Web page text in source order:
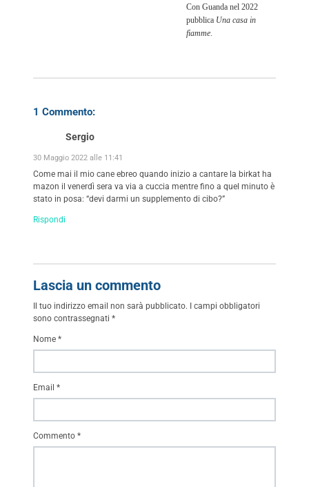
Con Guanda nel 2022
pubblica Una casa in
fiamme.
1 Commento:
Sergio
30 Maggio 2022 alle 11:41
Come mai il mio cane ebreo quando inizio a cantare la birkat ha
mazon il venerdì sera va via a cuccia mentre fino a quel minuto è
stato in posa: “devi darmi un supplemento di cibo?”
Rispondi
Lascia un commento
Il tuo indirizzo email non sarà pubblicato.
I campi obbligatori
sono contrassegnati *
Commento *
Nome *
Email *